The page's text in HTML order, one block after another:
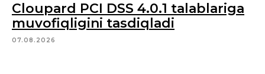
Cloupard PCI DSS 4.0.1 talablariga
muvofiqligini tasdiqladi
07.08.2026